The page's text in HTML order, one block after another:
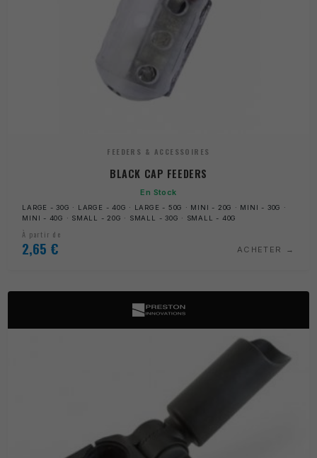
FEEDERS & ACCESSOIRES
BLACK CAP FEEDERS
En Stock
LARGE - 30G · LARGE - 40G · LARGE - 50G · MINI - 20G · MINI - 30G ·
MINI - 40G · SMALL - 20G · SMALL - 30G · SMALL - 40G
À partir de
2,65 € ACHETER